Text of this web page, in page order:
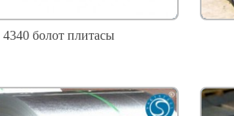
4340 болот плитасы